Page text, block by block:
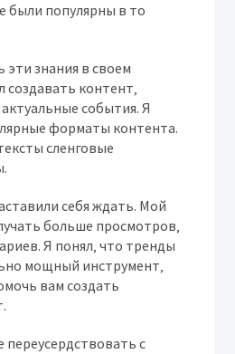
были популярны в то
эти знания в своем
создавать контент‚
события. Я
форматы контента.
сленговые
себя ждать. Мой
больше просмотров‚
Я понял‚ что тренды
мощный инструмент‚
вам создать
переусердствовать с